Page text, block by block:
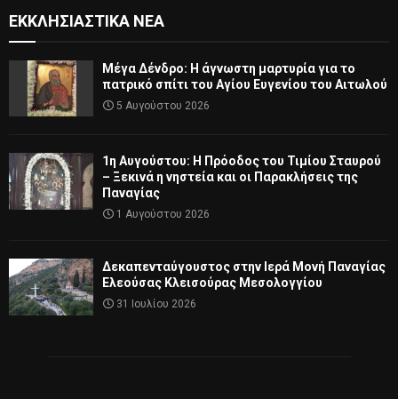
ΕΚΚΛΗΣΙΑΣΤΙΚΆ ΝΈΑ
Μέγα Δένδρο: Η άγνωστη μαρτυρία για το
πατρικό σπίτι του Αγίου Ευγενίου του Αιτωλού
5 Αυγούστου 2026
1η Αυγούστου: Η Πρόοδος του Τιμίου Σταυρού
– Ξεκινά η νηστεία και οι Παρακλήσεις της
Παναγίας
1 Αυγούστου 2026
Δεκαπενταύγουστος στην Ιερά Μονή Παναγίας
Ελεούσας Κλεισούρας Μεσολογγίου
31 Ιουλίου 2026